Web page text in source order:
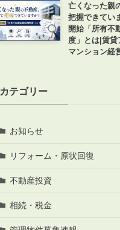
亡くなった親
把握できてい
開始「所有不
度」とは|賃
マンション経
カテゴリー
お知らせ
リフォーム・原状回復
不動産投資
相続・税金